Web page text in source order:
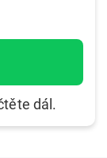
dál.